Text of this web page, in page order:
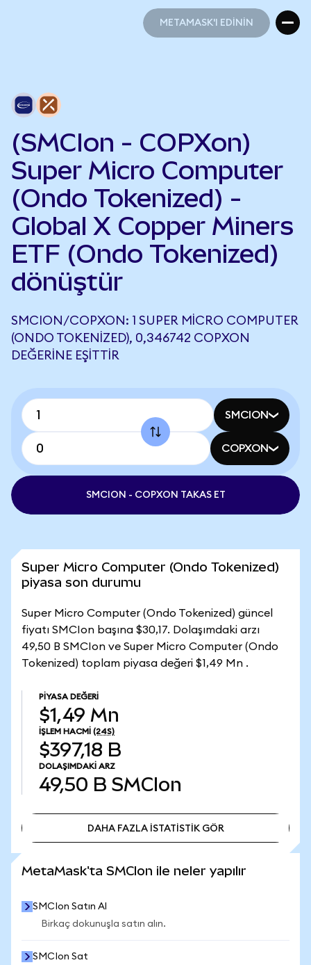
METAMASK'I EDİNİN
(SMCIon - COPXon)
Super Micro Computer
(Ondo Tokenized) -
Global X Copper Miners
ETF (Ondo Tokenized)
dönüştür
SMCION/COPXON: 1 SUPER MICRO COMPUTER
(ONDO TOKENIZED), 0,346742 COPXON
DEĞERINE EŞITTIR
SMCION
COPXON
SMCION - COPXON TAKAS ET
Super Micro Computer (Ondo Tokenized)
piyasa son durumu
Super Micro Computer (Ondo Tokenized) güncel
fiyatı SMCIon başına $30,17. Dolaşımdaki arzı
49,50 B SMCIon ve Super Micro Computer (Ondo
Tokenized) toplam piyasa değeri $1,49 Mn .
PIYASA DEĞERI
$1,49 Mn
İŞLEM HACMI (24S)
$397,18 B
DOLAŞIMDAKI ARZ
49,50 B SMCIon
DAHA FAZLA İSTATİSTİK GÖR
MetaMask'ta SMCIon ile neler yapılır
SMCIon Satın Al
Birkaç dokunuşla satın alın.
SMCIon Sat